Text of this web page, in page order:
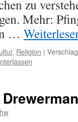
zu
Mehr:
…
, Religion |